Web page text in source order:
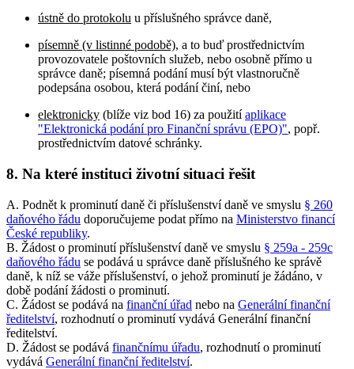
ústně do protokolu u příslušného správce daně,
písemně (v listinné podobě), a to buď prostřednictvím
provozovatele poštovních služeb, nebo osobně přímo u
správce daně; písemná podání musí být vlastnoručně
podepsána osobou, která podání činí, nebo
elektronicky (blíže viz bod 16) za použitíaplikace
"Elektronická podání pro Finanční správu (EPO)", popř.
prostřednictvím datové schránky.
8. Na které instituci životní situaci řešit
A. Podnět k prominutí daně či příslušenství daně ve smyslu § 260
daňového řádu doporučujeme podat přímo na Ministerstvo financí
České republiky.
B. Žádost o prominutí příslušenství daně ve smyslu § 259a - 259c
daňového řádu se podává u správce daně příslušného ke správě
daně, k níž se váže příslušenství, o jehož prominutí je žádáno, v
době podání žádosti o prominutí.
C. Žádost se podává na finanční úřad nebo na Generální finanční
ředitelství, rozhodnutí o prominutí vydává Generální finanční
ředitelství.
D. Žádost se podává finančnímu úřadu, rozhodnutí o prominutí
vydává Generální finanční ředitelství.